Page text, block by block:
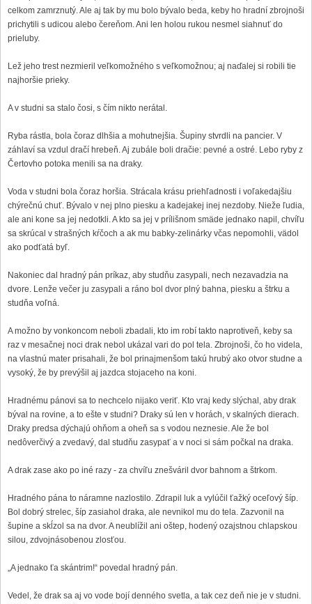
celkom zamrznutý. Ale aj tak by mu bolo bývalo beda, keby ho hradní zbrojnoši
prichytili s udicou alebo čereňom. Ani len holou rukou nesmel siahnuť do
prieluby.
Lež jeho trest nezmieril veľkomožného s veľkomožnou; aj naďalej si robili tie
najhoršie prieky.
A v studni sa stalo čosi, s čím nikto nerátal.
Ryba rástla, bola čoraz dlhšia a mohutnejšia. Šupiny stvrdli na pancier. V
záhlaví sa vzdul dračí hrebeň. Aj zubále boli dračie: pevné a ostré. Lebo ryby z
Čertovho potoka menili sa na draky.
Voda v studni bola čoraz horšia. Strácala krásu priehľadnosti i voľakedajšiu
chýrečnú chuť. Bývalo v nej plno piesku a kadejakej inej nezdoby. Nieže ľudia,
ale ani kone sa jej nedotkli. A kto sa jej v prílišnom smäde jednako napil, chvíľu
sa skrúcal v strašných kŕčoch a ak mu babky-zelinárky včas nepomohli, vädol
ako podťatá byľ.
Nakoniec dal hradný pán príkaz, aby studňu zasypali, nech nezavadzia na
dvore. Lenže večer ju zasypali a ráno bol dvor plný bahna, piesku a štrku a
studňa voľná.
A možno by vonkoncom neboli zbadali, kto im robí takto naprotiveň, keby sa
raz v mesačnej noci drak nebol ukázal vari do pol tela. Zbrojnoši, čo ho videla,
na vlastnú mater prisahali, že bol prinajmenšom takú hrubý ako otvor studne a
vysoký, že by prevýšil aj jazdca stojaceho na koni.
Hradnému pánovi sa to nechcelo nijako veriť. Kto vraj kedy slýchal, aby drak
býval na rovine, a to ešte v studni? Draky sú len v horách, v skalných dierach.
Draky predsa dýchajú ohňom a oheň sa s vodou neznesie. Ale že bol
nedôverčivý a zvedavý, dal studňu zasypať a v noci si sám počkal na draka.
A drak zase ako po iné razy - za chvíľu znešváril dvor bahnom a štrkom.
Hradného pána to náramne nazlostilo. Zdrapil luk a vylúčil ťažký oceľový šíp.
Bol dobrý strelec, šíp zasiahol draka, ale nevnikol mu do tela. Zazvonil na
šupine a skĺzol sa na dvor. A neublížil ani oštep, hodený ozajstnou chlapskou
silou, zdvojnásobenou zlosťou.
„A jednako ťa skántrim!“ povedal hradný pán.
Vedel, že drak sa aj vo vode bojí denného svetla, a tak cez deň nie je v studni.